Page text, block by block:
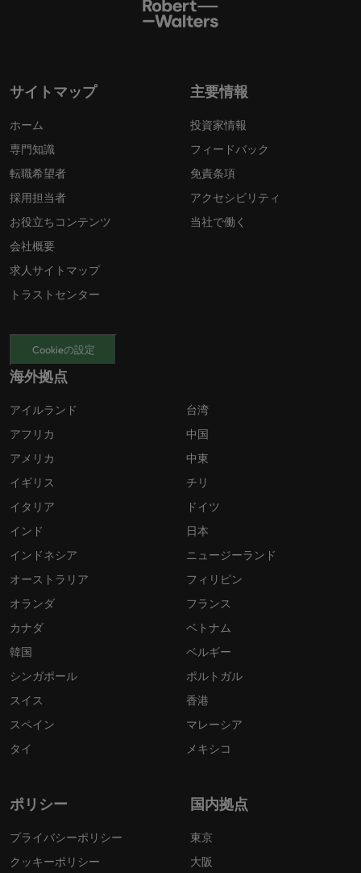
サイトマップ
ホーム
専門知識
転職希望者
採用担当者
お役立ちコンテンツ
会社概要
求人サイトマップ
トラストセンター
主要情報
投資家情報
フィードバック
免責条項
アクセシビリティ
当社で働く
Cookieの設定
海外拠点
アイルランド
アフリカ
アメリカ
イギリス
イタリア
インド
インドネシア
オーストラリア
オランダ
カナダ
韓国
シンガポール
スイス
スペイン
タイ
台湾
中国
中東
チリ
ドイツ
日本
ニュージーランド
フィリピン
フランス
ベトナム
ベルギー
ポルトガル
香港
マレーシア
メキシコ
ポリシー
プライバシーポリシー
クッキーポリシー
国内拠点
東京
大阪